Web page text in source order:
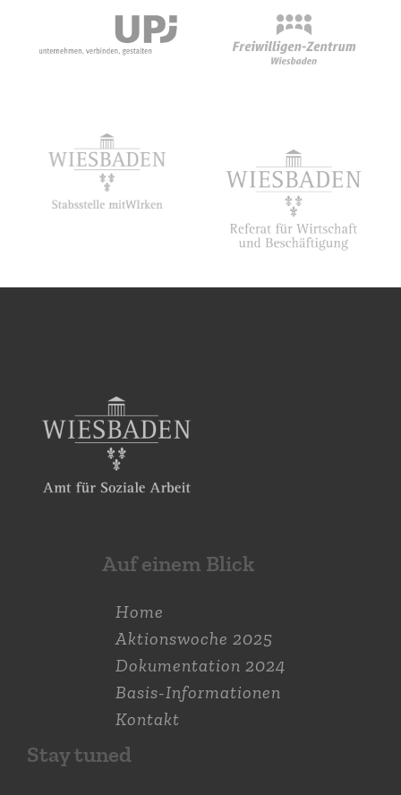
Auf einem Blick
Home
Aktions­woche 2025
Dokumen­tation 2024
Basis-Informationen
Kontakt
Stay tuned